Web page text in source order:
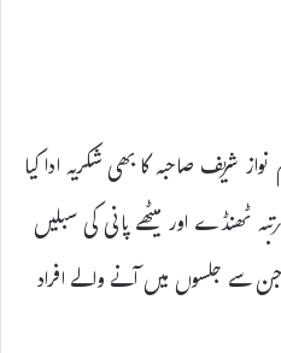
شریف صاحبہ کا بھی شکریہ ادا کیا
ٹھنڈے اور میٹھے پانی کی سبلیں
سے جلسوں میں آنے والے افراد